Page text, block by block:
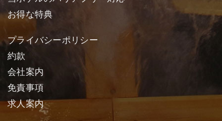
お得な特典
プライバシーポリシー
約款
会社案内
免責事項
求人案内